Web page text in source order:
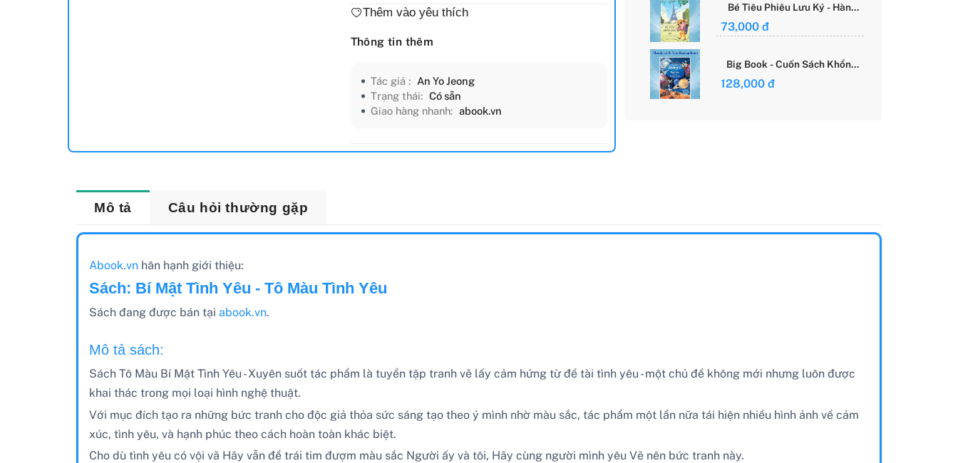
Thêm vào yêu thích
Thông tin thêm
Tác giả : An Yo Jeong
Trạng thái: Có sẵn
Giao hàng nhanh: abook.vn
Bé Tiêu Phiêu Lưu Ký - Hành
Giới Của Cô Gái Việt
73,000 đ
Big Book - Cuốn Sách Khổng
Hành Tinh (Tái Bản)
128,000 đ
Mô tả Câu hỏi thường gặp
Abook.vnhân hạnh giới thiệu:
Sách: Bí Mật Tình Yêu - Tô Màu Tình Yêu
Sách đang được bán tại abook.vn.
Mô tả sách:
Sách Tô Màu Bí Mật Tình Yêu - Xuyên suốt tác phẩm là tuyển tập tranh vẽ lấy cảm hứng từ đề tài tình yêu - một chủ đề không mới nhưng luôn được
khai thác trong mọi loại hình nghệ thuật.
Với mục đích tạo ra những bức tranh cho độc giả thỏa sức sáng tạo theo ý mình nhờ màu sắc, tác phẩm một lần nữa tái hiện nhiều hình ảnh về cảm
xúc, tình yêu, và hạnh phúc theo cách hoàn toàn khác biệt.
Cho dù tình yêu có vội vã Hãy vẫn để trái tim đượm màu sắc Người ấy và tôi, Hãy cùng người mình yêu Vẽ nên bức tranh này.